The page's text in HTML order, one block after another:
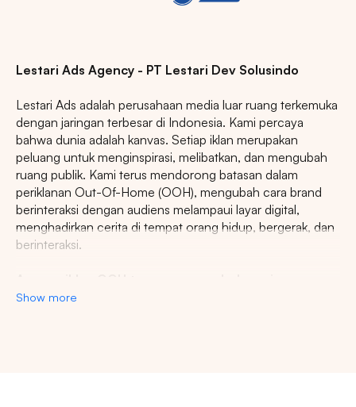
Lestari Ads Agency - PT Lestari Dev Solusindo
Lestari Ads adalah perusahaan media luar ruang terkemuka
dengan jaringan terbesar di Indonesia. Kami percaya
bahwa dunia adalah kanvas. Setiap iklan merupakan
peluang untuk menginspirasi, melibatkan, dan mengubah
ruang publik. Kami terus mendorong batasan dalam
periklanan Out-Of-Home (OOH), mengubah cara brand
berinteraksi dengan audiens melampaui layar digital,
menghadirkan cerita di tempat orang hidup, bergerak, dan
berinteraksi.
Show more